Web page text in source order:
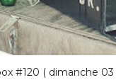
#120 ( dimanche